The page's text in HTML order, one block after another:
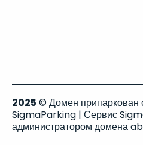
2025 © Домен припаркован
SigmaParking | Сервис
администратором домена